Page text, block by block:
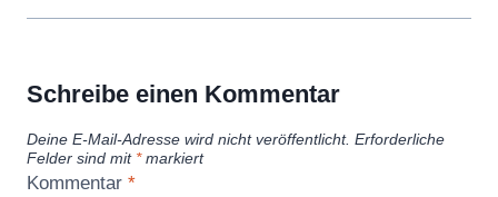
Schreibe einen Kommentar
Deine E-Mail-Adresse wird nicht veröffentlicht. Erforderliche
Felder sind mit *markiert
Kommentar *